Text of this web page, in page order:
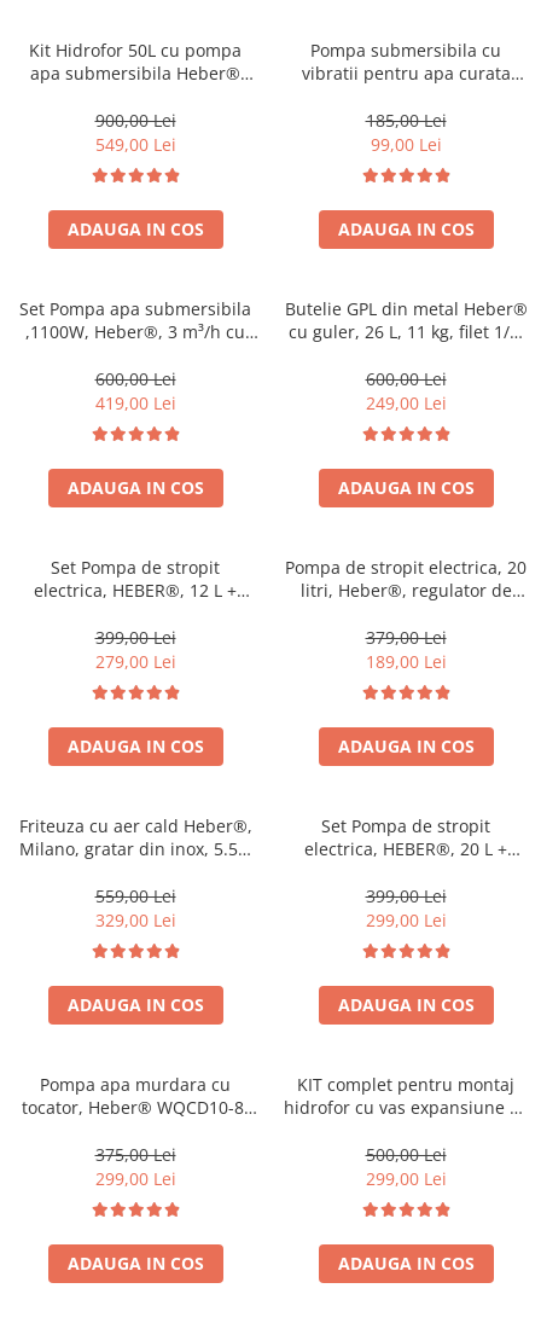
Coloane dus
Chiuvete
Baterii de bucatarie
Baterii de baie
Echipamente de lucru
Accesorii beton
Betoniere
Generatoare
Motocultoare
Produse uz casnic
Seminee electrice
Kit Hidrofor 50L cu pompa
apa submersibila Heber®
premium complet
900,00 Lei
549,00 Lei
ADAUGA IN COS
Pompa submersibila cu
vibratii pentru apa curata
racordare, 18 l/min debit
maxim, 6 m adancime
absorbtie, 60 m inaltime
refulare
185,00 Lei
99,00 Lei
ADAUGA IN COS
Set Pompa apa submersibila
,1100W, Heber®, 3 m³/h cu
Inlocuieste vasul de
expansiune
600,00 Lei
419,00 Lei
ADAUGA IN COS
Butelie GPL din metal Heber®
cu guler, 26 L, 11 kg, filet 1/2,
600,00 Lei
249,00 Lei
ADAUGA IN COS
Set Pompa de stropit
electrica, HEBER®, 12 L +
399,00 Lei
279,00 Lei
ADAUGA IN COS
Pompa de stropit electrica, 20
litri, Heber®, regulator de
acumulator, 5 duze incluse
379,00 Lei
189,00 Lei
ADAUGA IN COS
Friteuza cu aer cald Heber®,
Milano, gratar din inox, 5.5L,
termorezistenta, 8 programe,
1200W, Air fryer Gama 2025
559,00 Lei
329,00 Lei
ADAUGA IN COS
Set Pompa de stropit
electrica, HEBER®, 20 L +
399,00 Lei
299,00 Lei
ADAUGA IN COS
Pompa apa murdara cu
tocator, Heber® WQCD10-8-
refulare 8 m, submersibila
375,00 Lei
299,00 Lei
ADAUGA IN COS
KIT complet pentru montaj
hidrofor cu vas expansiune 50
500,00 Lei
299,00 Lei
ADAUGA IN COS